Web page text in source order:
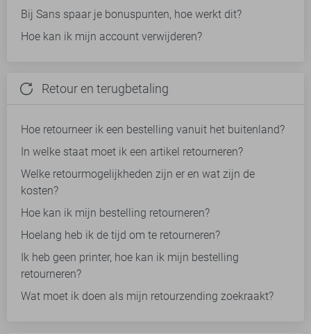
Bij Sans spaar je bonuspunten, hoe werkt dit?
Hoe kan ik mijn account verwijderen?
Retour en terugbetaling
Hoe retourneer ik een bestelling vanuit het buitenland?
In welke staat moet ik een artikel retourneren?
Welke retourmogelijkheden zijn er en wat zijn de
kosten?
Hoe kan ik mijn bestelling retourneren?
Hoelang heb ik de tijd om te retourneren?
Ik heb geen printer, hoe kan ik mijn bestelling
retourneren?
Wat moet ik doen als mijn retourzending zoekraakt?